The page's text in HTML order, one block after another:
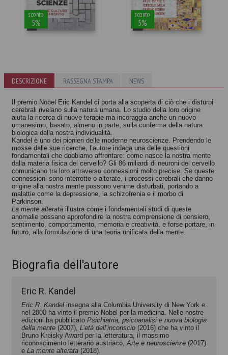
sconto
5%
Arte e
neuroscienze
Eric R. Kandel
sconto
5%
L'età
dell'inconscio
Eric R. Kandel
DESCRIZIONE RASSEGNA STAMPA NEWS
Il premio Nobel Eric Kandel ci porta alla scoperta di ciò che i disturbi
cerebrali rivelano sulla natura umana. Lo studio della loro origine
aiuta la ricerca di nuove terapie ma incoraggia anche un nuovo
umanesimo, basato, almeno in parte, sulla conferma della natura
biologica della nostra individualità.
Kandel è uno dei pionieri delle moderne neuroscienze. Prendendo le
mosse dalle sue ricerche, l’autore indaga una delle questioni
fondamentali che dobbiamo affrontare: come nasce la nostra mente
dalla materia fisica del cervello? Gli 86 miliardi di neuroni del cervello
comunicano tra loro attraverso connessioni molto precise. Se queste
connessioni sono interrotte o alterate, i processi cerebrali che danno
origine alla nostra mente possono venirne disturbati, portando a
malattie come la depressione, la schizofrenia e il morbo di
Parkinson.
La mente alterata illustra come i fondamentali studi di queste
anomalie possano approfondire la nostra comprensione di pensiero,
sentimento, comportamento, memoria e creatività, e forse portare, in
futuro, alla formulazione di una teoria unificata della mente.
Biografia dell'autore
Eric R. Kandel
Eric R. Kandel insegna alla Columbia University di New York e
nel 2000 ha vinto il premio Nobel per la medicina. Nelle nostre
edizioni ha pubblicato Psichiatria, psicoanalisi e nuova biologia
della mente (2007), L’età dell’inconscio (2016) che ha vinto il
Bruno Kreisky Award per la letteratura, il massimo
riconoscimento letterario austriaco, Arte e neuroscienze (2017)
e La mente alterata (2018).